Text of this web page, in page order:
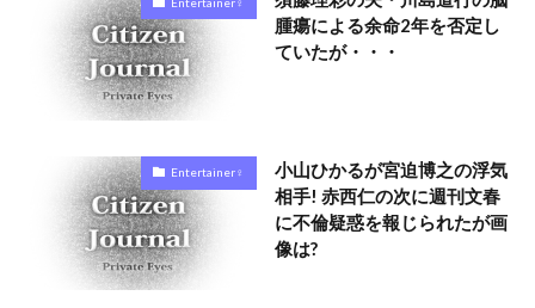
腫瘍による余命2年を否定し
ていたが・・・
Entertainer♀
小山ひかるが宮迫博之の浮気
相手! 赤西仁の次に週刊文春
に不倫疑惑を報じられたが画
像は?